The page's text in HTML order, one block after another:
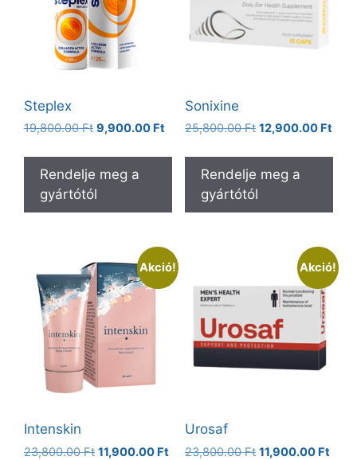
Steplex
19,800.00Ft Original
was:
19,800.00 Ft.
9,900.00 Ft Current
is:
9,900.00 Ft.
Rendelje meg a
gyártótól
Sonixine
25,800.00Ft Original
was:
25,800.00 Ft.
12,900.00 Ft
is:
Rendelje meg a
gyártótól
Akció!
Intenskin
23,800.00Ft Original
11,900.00 Ft Current
Akció!
Urosaf
23,800.00Ft Original
11,900.00 Ft